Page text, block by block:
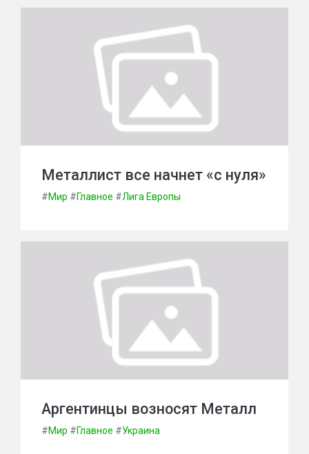
Металлист все начнет «с нуля»
#Мир #Главное #Лига Европы
Аргентинцы возносят Металл
#Мир #Главное #Украина